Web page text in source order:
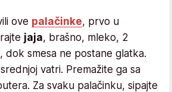
ove palačinke, prvo u
jaja, brašno, mleko, 2
dok smesa ne postane glatka.
vatri. Premažite ga sa
Za svaku palačinku, sipajte